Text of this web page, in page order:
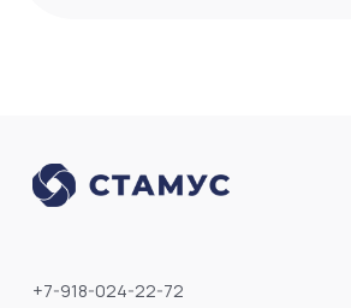
+7-918-024-22-72